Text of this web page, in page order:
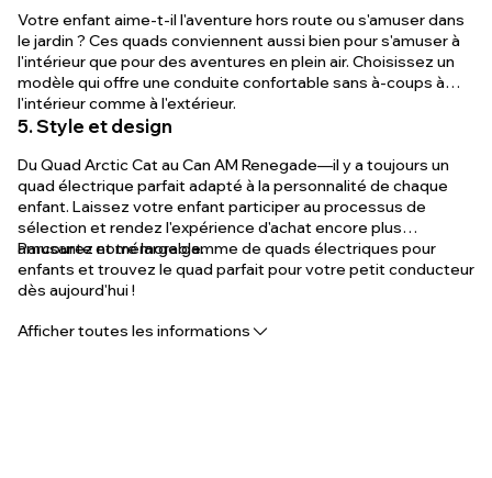
Votre enfant aime-t-il l'aventure hors route ou s'amuser dans
le jardin ? Ces quads conviennent aussi bien pour s'amuser à
l'intérieur que pour des aventures en plein air. Choisissez un
modèle qui offre une conduite confortable sans à-coups à
l'intérieur comme à l'extérieur.
5. Style et design
Du Quad Arctic Cat au Can AM Renegade—il y a toujours un
quad électrique parfait adapté à la personnalité de chaque
enfant. Laissez votre enfant participer au processus de
sélection et rendez l'expérience d'achat encore plus
amusante et mémorable.
Parcourez notre large gamme de quads électriques pour
enfants et trouvez le quad parfait pour votre petit conducteur
dès aujourd'hui !
Afficher toutes les informations